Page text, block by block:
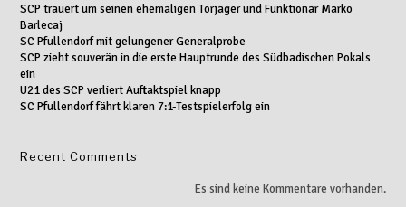
SCP trauert um seinen ehemaligen Torjäger und Funktionär Marko
Barlecaj
SC Pfullendorf mit gelungener Generalprobe
SCP zieht souverän in die erste Hauptrunde des Südbadischen Pokals
ein
U21 des SCP verliert Auftaktspiel knapp
SC Pfullendorf fährt klaren 7:1-Testspielerfolg ein
Recent Comments
Es sind keine Kommentare vorhanden.